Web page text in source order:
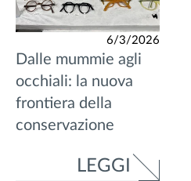
6/3/2026
Dalle mummie agli
occhiali: la nuova
frontiera della
conservazione
LEGGI